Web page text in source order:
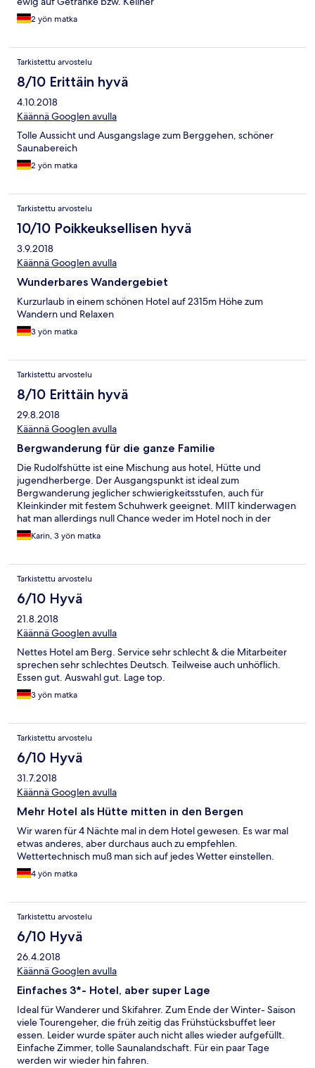
2 yön matka
Tarkistettu arvostelu
8/10 Erittäin hyvä
4.10.2018
Käännä Googlen avulla
Tolle Aussicht und Ausgangslage zum Berggehen, schöner
Saunabereich
2 yön matka
Tarkistettu arvostelu
10/10 Poikkeuksellisen hyvä
3.9.2018
Käännä Googlen avulla
Wunderbares Wandergebiet
Kurzurlaub in einem schönen Hotel auf 2315m Höhe zum
Wandern und Relaxen
3 yön matka
Tarkistettu arvostelu
8/10 Erittäin hyvä
29.8.2018
Käännä Googlen avulla
Bergwanderung für die ganze Familie
Die Rudolfshütte ist eine Mischung aus hotel, Hütte und
jugendherberge. Der Ausgangspunkt ist ideal zum
Bergwanderung jeglicher schwierigkeitsstufen, auch für
Kleinkinder mit festem Schuhwerk geeignet. MIIT kinderwagen
hat man allerdings null Chance weder im Hotel noch in der
umgebung. Die Gastronomie war ok aber auch nicht
herausragend. Das Personal teils freundlich. Manchen würde
und absolut ausreichend. Der roomservice kam immer recht
spät aber es war ordentlich geputzt. Wir hatten sogar ein
babybett drin obwohl dies nicht bestellt wurde. Leider kann
man das zimmer nicht komplett verdunkeln für evtl.
Mittagschläfchen bei kleinkindern. Das Hallenbad war super,
das Wasser perfekt warm. Am besten man geht um die
Dann ist am wenigsten los. Der saunabereich ist für dieses hotel
echt super geworden. Klasse Saunen mit Blick zu den bergen.
Karin, 3 yön matka
Tarkistettu arvostelu
6/10 Hyvä
21.8.2018
Käännä Googlen avulla
Nettes Hotel am Berg. Service sehr schlecht & die Mitarbeiter
sprechen sehr schlechtes Deutsch. Teilweise auch unhöflich.
Essen gut. Auswahl gut. Lage top.
3 yön matka
Tarkistettu arvostelu
6/10 Hyvä
31.7.2018
Käännä Googlen avulla
Mehr Hotel als Hütte mitten in den Bergen
Wir waren für 4 Nächte mal in dem Hotel gewesen. Es war mal
etwas anderes, aber durchaus auch zu empfehlen.
Wettertechnisch muß man sich auf jedes Wetter einstellen.
4 yön matka
Tarkistettu arvostelu
6/10 Hyvä
26.4.2018
Käännä Googlen avulla
Einfaches 3*- Hotel, aber super Lage
Ideal für Wanderer und Skifahrer. Zum Ende der Winter- Saison
viele Tourengeher, die früh zeitig das Frühstücksbuffet leer
essen. Leider wurde später auch nicht alles wieder aufgefüllt.
Einfache Zimmer, tolle Saunalandschaft. Für ein paar Tage
werden wir wieder hin fahren.